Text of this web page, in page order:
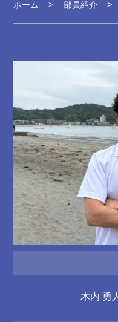
ホーム 部員紹介
木内 勇